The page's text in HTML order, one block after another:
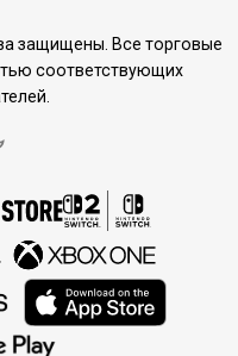
защищены. Все торговые
соответствующих